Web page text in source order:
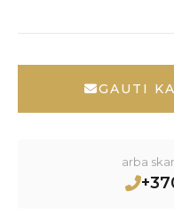
GAUTI
arba